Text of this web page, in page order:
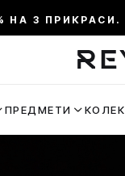
НА 3
ПРЕДМЕТИ